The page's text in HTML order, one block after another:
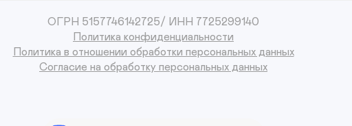
ОГРН 5157746142725/ ИНН 7725299140
Политика конфиденциальности
Политика в отношении обработки персональных данных
Согласие на обработку персональных данных